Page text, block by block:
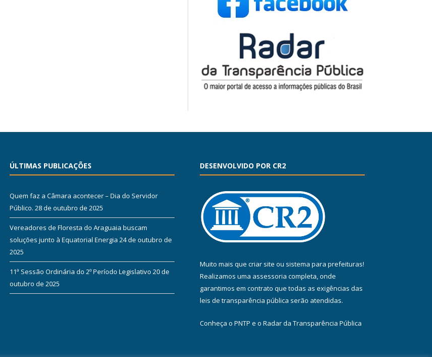
ÚLTIMAS PUBLICAÇÕES
Quem faz a Câmara acontecer – Dia do Servidor
Público. 28 de outubro de 2025
Vereadores de Floresta do Araguaia buscam
soluções junto à Equatorial Energia 24 de outubro de
2025
11ª Sessão Ordinária do 2º Período Legislativo 20 de
outubro de 2025
DESENVOLVIDO POR CR2
Muito mais que criar site ou sistema para prefeituras!
Realizamos uma assessoria completa, onde
garantimos em contrato que todas as exigências das
leis de transparência pública serão atendidas.
Conheça o PNTP e o Radar da Transparência Pública